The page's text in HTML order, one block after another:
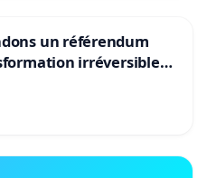
un référendum
irréversible